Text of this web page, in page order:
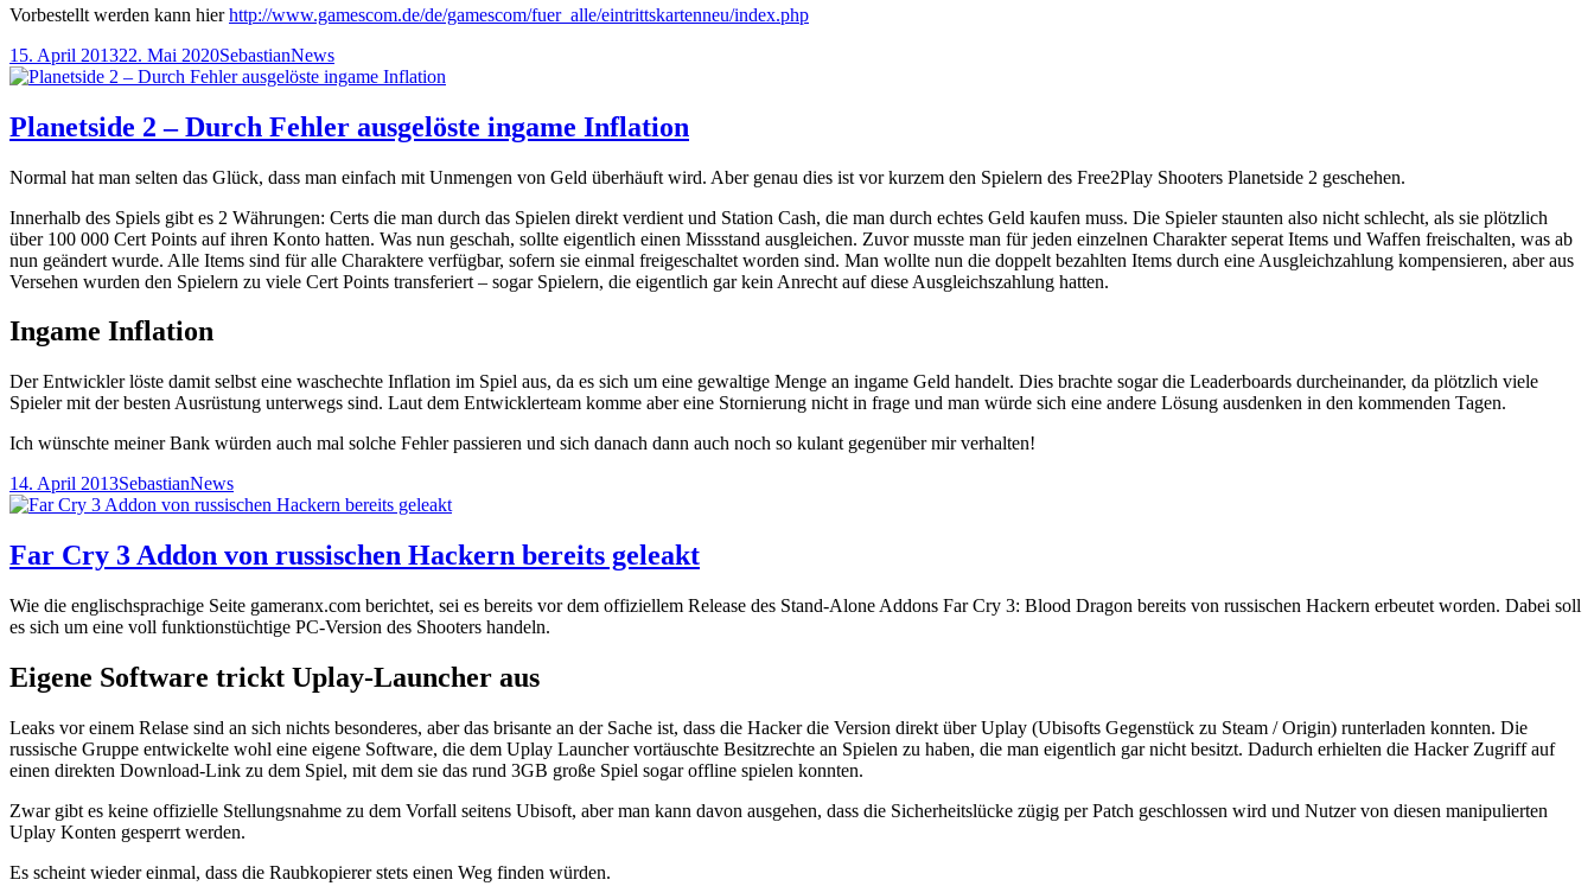
Vorbestellt werden kann hierhttp://www.gamescom.de/de/gamescom/fuer_alle/eintrittskartenneu/index.php
Veröffentlicht
am
15. April 201322. Mai 2020Autor
SebastianKategorien
News
Planetside 2 – Durch Fehler ausgelöste ingame Inflation
Normal hat man selten das Glück, dass man einfach mit Unmengen von Geld überhäuft wird. Aber genau dies ist vor kurzem den Spielern des Free2Play Shooters Planetside 2 geschehen.
Innerhalb des Spiels gibt es 2 Währungen: Certs die man durch das Spielen direkt verdient und Station Cash, die man durch echtes Geld kaufen muss. Die Spieler staunten also nicht schlecht, als sie plötzlich
über 100 000 Cert Points auf ihren Konto hatten. Was nun geschah, sollte eigentlich einen Missstand ausgleichen. Zuvor musste man für jeden einzelnen Charakter seperat Items und Waffen freischalten, was ab
nun geändert wurde. Alle Items sind für alle Charaktere verfügbar, sofern sie einmal freigeschaltet worden sind. Man wollte nun die doppelt bezahlten Items durch eine Ausgleichzahlung kompensieren, aber aus
Versehen wurden den Spielern zu viele Cert Points transferiert – sogar Spielern, die eigentlich gar kein Anrecht auf diese Ausgleichszahlung hatten.
Ingame Inflation
Der Entwickler löste damit selbst eine waschechte Inflation im Spiel aus, da es sich um eine gewaltige Menge an ingame Geld handelt. Dies brachte sogar die Leaderboards durcheinander, da plötzlich viele
Spieler mit der besten Ausrüstung unterwegs sind. Laut dem Entwicklerteam komme aber eine Stornierung nicht in frage und man würde sich eine andere Lösung ausdenken in den kommenden Tagen.
Ich wünschte meiner Bank würden auch mal solche Fehler passieren und sich danach dann auch noch so kulant gegenüber mir verhalten!
Veröffentlicht
am
14. April 2013Autor
SebastianKategorien
News
Far Cry 3 Addon von russischen Hackern bereits geleakt
Wie die englischsprachige Seite gameranx.com berichtet, sei es bereits vor dem offiziellem Release des Stand-Alone Addons Far Cry 3: Blood Dragon bereits von russischen Hackern erbeutet worden. Dabei soll
es sich um eine voll funktionstüchtige PC-Version des Shooters handeln.
Eigene Software trickt Uplay-Launcher aus
Leaks vor einem Relase sind an sich nichts besonderes, aber das brisante an der Sache ist, dass die Hacker die Version direkt über Uplay (Ubisofts Gegenstück zu Steam / Origin) runterladen konnten. Die
russische Gruppe entwickelte wohl eine eigene Software, die dem Uplay Launcher vortäuschte Besitzrechte an Spielen zu haben, die man eigentlich gar nicht besitzt. Dadurch erhielten die Hacker Zugriff auf
einen direkten Download-Link zu dem Spiel, mit dem sie das rund 3GB große Spiel sogar offline spielen konnten.
Zwar gibt es keine offizielle Stellungsnahme zu dem Vorfall seitens Ubisoft, aber man kann davon ausgehen, dass die Sicherheitslücke zügig per Patch geschlossen wird und Nutzer von diesen manipulierten
Uplay Konten gesperrt werden.
Es scheint wieder einmal, dass die Raubkopierer stets einen Weg finden würden.